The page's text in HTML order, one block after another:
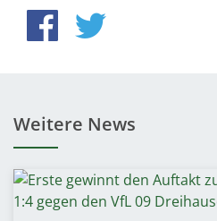
Weitere News